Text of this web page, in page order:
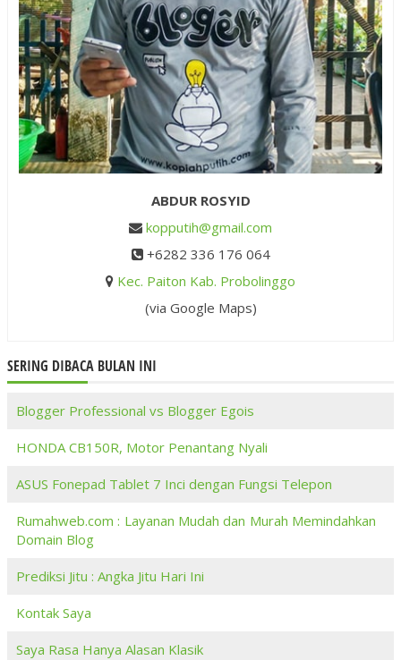
ABDUR ROSYID
kopputih@gmail.com
+6282 336 176 064
Kec. Paiton Kab. Probolinggo
(via Google Maps)
SERING DIBACA BULAN INI
Blogger Professional vs Blogger Egois
HONDA CB150R, Motor Penantang Nyali
ASUS Fonepad Tablet 7 Inci dengan Fungsi Telepon
Rumahweb.com : Layanan Mudah dan Murah Memindahkan
Domain Blog
Prediksi Jitu : Angka Jitu Hari Ini
Kontak Saya
Saya Rasa Hanya Alasan Klasik